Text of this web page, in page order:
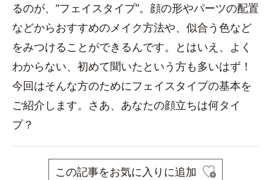
るのが、“フェイスタイプ”。顔の形やパーツの配置
などからおすすめのメイク方法や、似合う色など
をみつけることができるんです。とはいえ、よく
わからない、初めて聞いたという方も多いはず！
今回はそんな方のためにフェイスタイプの基本を
ご紹介します。さあ、あなたの顔立ちは何タイ
プ？
この記事をお気に入りに追加